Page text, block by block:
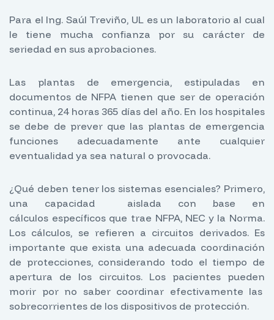
Para el Ing. Saúl Treviño, UL es un laboratorio al cual
le tiene mucha confianza por su carácter de
seriedad en sus aprobaciones.
Las plantas de emergencia, estipuladas en
documentos de NFPA tienen que ser de operación
continua, 24 horas 365 días del año. En los hospitales
se debe de prever que las plantas de emergencia
funciones adecuadamente ante cualquier
eventualidad ya sea natural o provocada.
¿Qué deben tener los sistemas esenciales? Primero,
una capacidad aislada con base en
cálculos específicos que trae NFPA, NEC y la Norma.
Los cálculos, se refieren a circuitos derivados. Es
importante que exista una adecuada coordinación
de protecciones, considerando todo el tiempo de
apertura de los circuitos. Los pacientes pueden
morir por no saber coordinar efectivamente las
sobrecorrientes de los dispositivos de protección.